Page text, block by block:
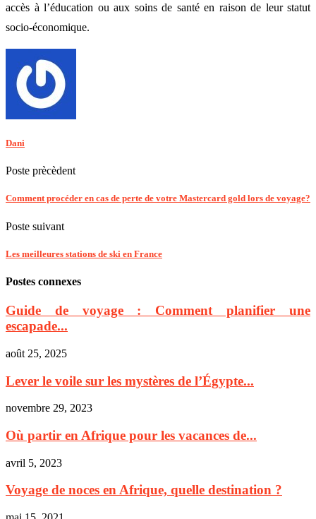
accès à l’éducation ou aux soins de santé en raison de leur statut
socio-économique.
Dani
Poste prècèdent
Comment procéder en cas de perte de votre Mastercard gold lors de voyage?
Poste suivant
Les meilleures stations de ski en France
Postes connexes
Guide de voyage : Comment planifier une
escapade...
août 25, 2025
Lever le voile sur les mystères de l’Égypte...
novembre 29, 2023
Où partir en Afrique pour les vacances de...
avril 5, 2023
Voyage de noces en Afrique, quelle destination ?